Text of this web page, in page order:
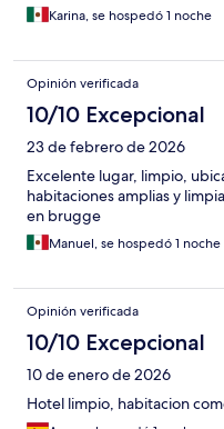
Karina, se hospedó 1 noche
Opinión verificada
10/10 Excepcional
23 de febrero de 2026
Excelente lugar, limpio,
habitaciones amplias y
en brugge
Manuel, se hospedó 1 noche
Opinión verificada
10/10 Excepcional
10 de enero de 2026
Hotel limpio, habitacion